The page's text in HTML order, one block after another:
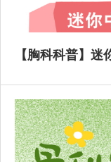
【胸科科普】